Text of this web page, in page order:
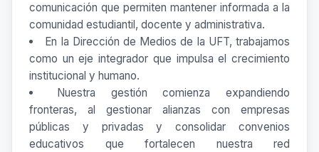
comunicación que permiten mantener informada a la
comunidad estudiantil, docente y administrativa.
En la Dirección de Medios de la UFT, trabajamos
como un eje integrador que impulsa el crecimiento
institucional y humano.
Nuestra gestión comienza expandiendo
fronteras, al gestionar alianzas con empresas
públicas y privadas y consolidar convenios
educativos que fortalecen nuestra red